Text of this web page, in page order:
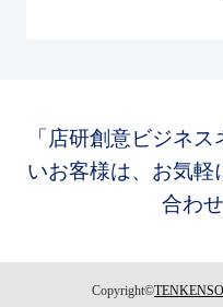
「店研創意ビジネ
いお客様は、お気軽
合わ
Copyright©